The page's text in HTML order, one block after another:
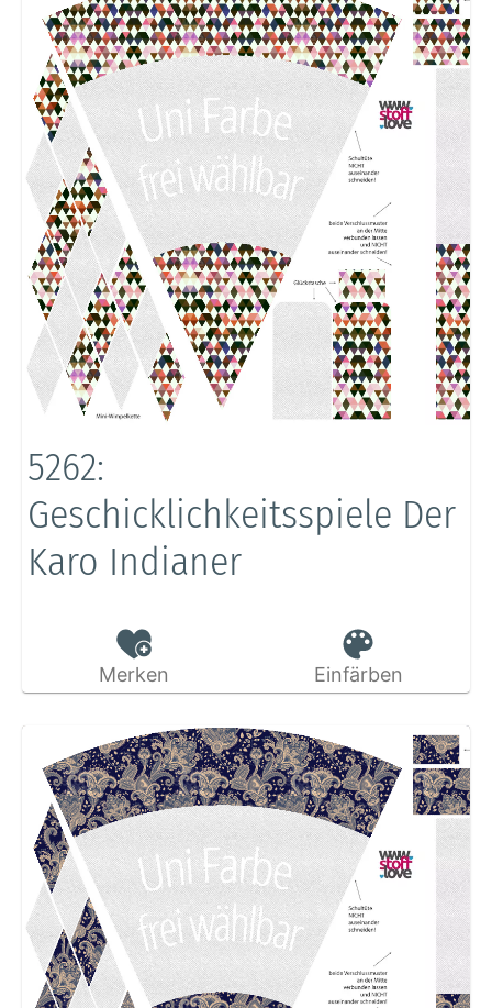
5262:
Geschicklichkeitsspiele Der
Karo Indianer
Merken Einfärben